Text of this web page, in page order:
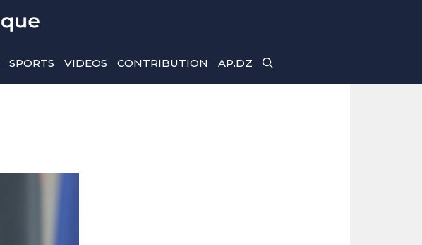
SPORTS VIDEOS CONTRIBUTION AP.DZ